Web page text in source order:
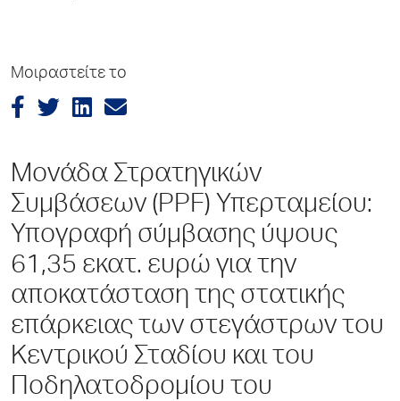
Μοιραστείτε το
Μονάδα Στρατηγικών
Συμβάσεων (PPF) Υπερταμείου:
Υπογραφή σύμβασης ύψους
61,35 εκατ. ευρώ για την
αποκατάσταση της στατικής
επάρκειας των στεγάστρων του
Κεντρικού Σταδίου και του
Ποδηλατοδρομίου του